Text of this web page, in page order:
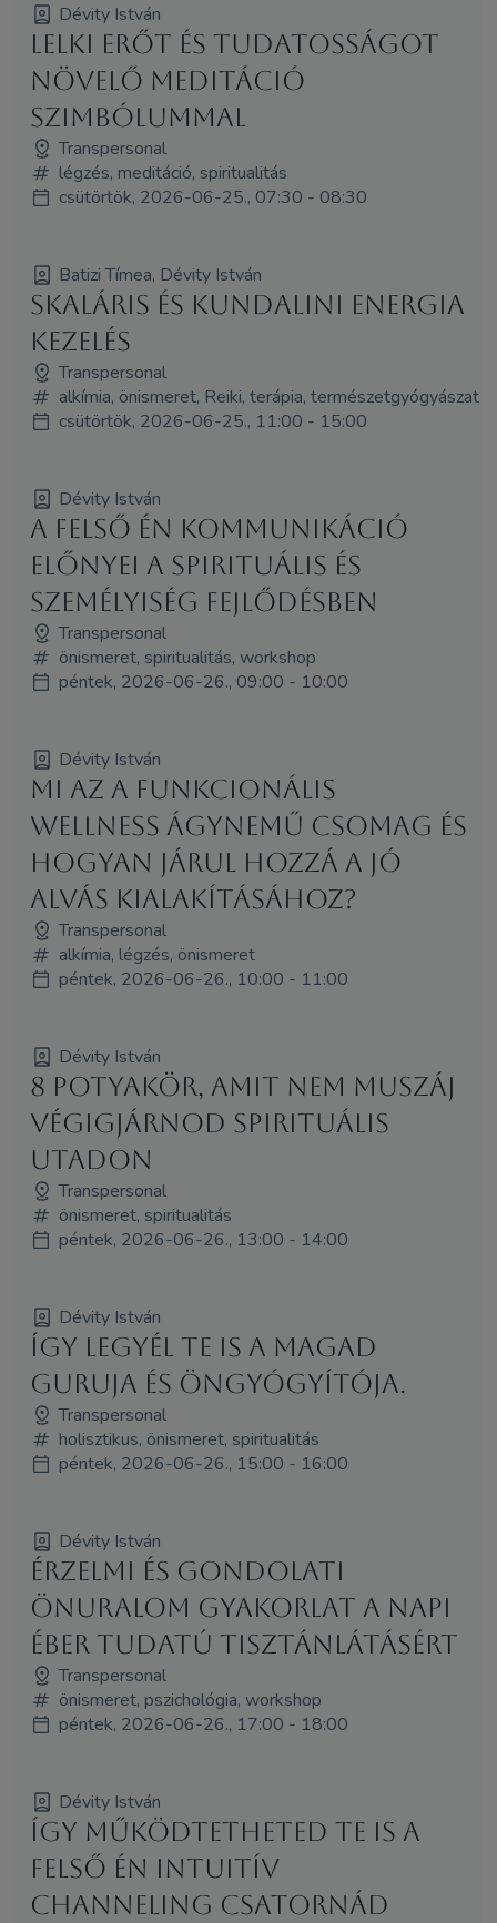
Dévity István
LELKI ERŐT ÉS TUDATOSSÁGOT
NÖVELŐ MEDITÁCIÓ
SZIMBÓLUMMAL
Transpersonal
légzés, meditáció, spiritualitás
csütörtök, 2026-06-25., 07:30 - 08:30
Batizi Tímea, Dévity István
SKALÁRIS ÉS KUNDALINI ENERGIA
KEZELÉS
Transpersonal
alkímia, önismeret, Reiki, terápia, természetgyógyászat
csütörtök, 2026-06-25., 11:00 - 15:00
Dévity István
A Felső Én kommunikáció
előnyei a spirituális és
személyiség fejlődésben
Transpersonal
önismeret, spiritualitás, workshop
péntek, 2026-06-26., 09:00 - 10:00
Dévity István
Mi az a funkcionális
wellness ágynemű csomag és
hogyan járul hozzá a jó
alvás kialakításához?
Transpersonal
alkímia, légzés, önismeret
péntek, 2026-06-26., 10:00 - 11:00
Dévity István
8 potyakör, amit nem muszáj
végigjárnod spirituális
utadon
Transpersonal
önismeret, spiritualitás
péntek, 2026-06-26., 13:00 - 14:00
Dévity István
Így legyél Te is a magad
guruja és öngyógyítója.
Transpersonal
holisztikus, önismeret, spiritualitás
péntek, 2026-06-26., 15:00 - 16:00
Dévity István
Érzelmi és gondolati
önuralom gyakorlat a napi
éber tudatú tisztánlátásért
Transpersonal
önismeret, pszichológia, workshop
péntek, 2026-06-26., 17:00 - 18:00
Dévity István
Így működtetheted Te is a
felső Én intuitív
channeling csatornád